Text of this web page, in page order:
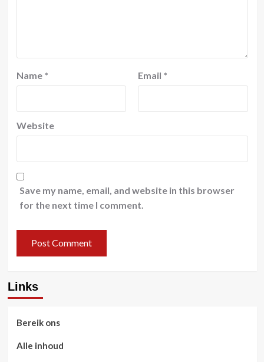
Name * Email *
Website
Save my name, email, and website in this browser
for the next time I comment.
Links
Bereik ons
Alle inhoud